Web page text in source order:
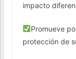
impacto
Promueve
protección de